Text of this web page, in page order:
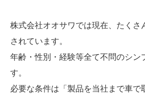
株式会社オオサワでは現在、たくさ
されています。
年齢・性別・経験等全て不問のシン
す。
必要な条件は「製品を当社まで車で